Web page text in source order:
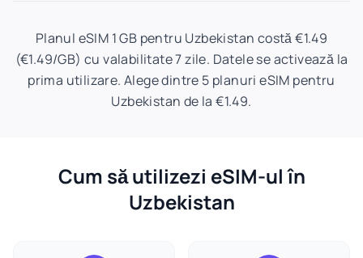
Planul eSIM 1 GB pentru Uzbekistan costă €1.49
(€1.49/GB) cu valabilitate 7 zile. Datele se activează la
prima utilizare. Alege dintre 5 planuri eSIM pentru
Uzbekistan de la €1.49.
Cum să utilizezi eSIM-ul în
Uzbekistan